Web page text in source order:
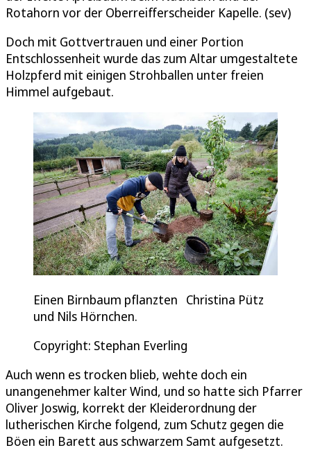
Rotahorn vor der Oberreifferscheider Kapelle. (sev)
Doch mit Gottvertrauen und einer Portion
Entschlossenheit wurde das zum Altar umgestaltete
Holzpferd mit einigen Strohballen unter freien
Himmel aufgebaut.
Einen Birnbaum pflanzten Christina Pütz
und Nils Hörnchen.
Copyright: Stephan Everling
Auch wenn es trocken blieb, wehte doch ein
unangenehmer kalter Wind, und so hatte sich Pfarrer
Oliver Joswig, korrekt der Kleiderordnung der
lutherischen Kirche folgend, zum Schutz gegen die
Böen ein Barett aus schwarzem Samt aufgesetzt.